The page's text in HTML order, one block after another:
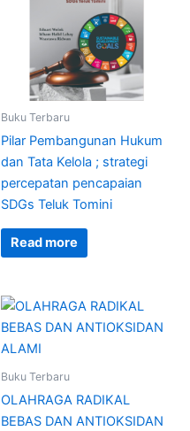
Buku Terbaru
Pilar Pembangunan Hukum
dan Tata Kelola ; strategi
percepatan pencapaian
SDGs Teluk Tomini
Read more
Buku Terbaru
OLAHRAGA RADIKAL
BEBAS DAN ANTIOKSIDAN